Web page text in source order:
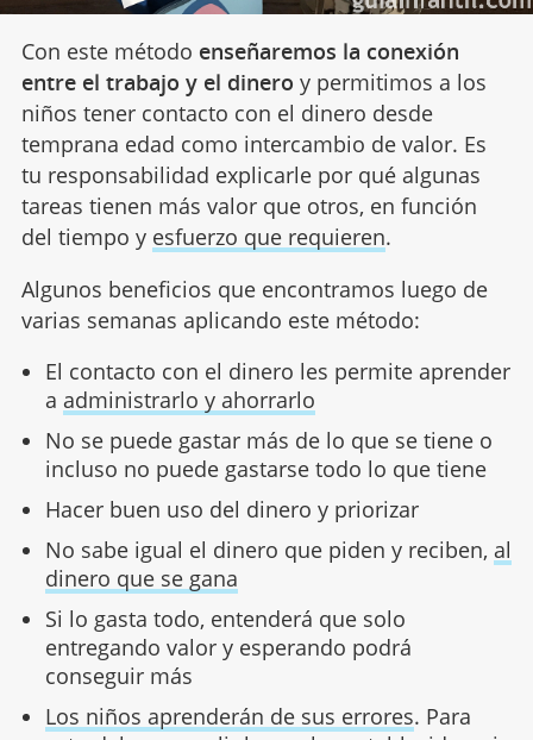
Con este método enseñaremos la conexión
entre el trabajo y el dinero y permitimos a los
niños tener contacto con el dinero desde
temprana edad como intercambio de valor. Es
tu responsabilidad explicarle por qué algunas
tareas tienen más valor que otros, en función
del tiempo y esfuerzo que requieren.
Algunos beneficios que encontramos luego de
varias semanas aplicando este método:
El contacto con el dinero les permite aprender
a administrarlo y ahorrarlo
No se puede gastar más de lo que se tiene o
incluso no puede gastarse todo lo que tiene
Hacer buen uso del dinero y priorizar
No sabe igual el dinero que piden y reciben, al
dinero que se gana
Si lo gasta todo, entenderá que solo
entregando valor y esperando podrá
conseguir más
Los niños aprenderán de sus errores. Para